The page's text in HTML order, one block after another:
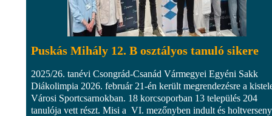
Puskás Mihály 12. B osztályos tanuló sikere
2025/26. tanévi Csongrád-Csanád Vármegyei Egyéni Sakk
Diákolimpia 2026. február 21-én került megrendezésre a
Városi Sportcsarnokban. 18 korcsoporban 13 település 204
tanulója vett részt. Misi a VI. mezőnyben indult és